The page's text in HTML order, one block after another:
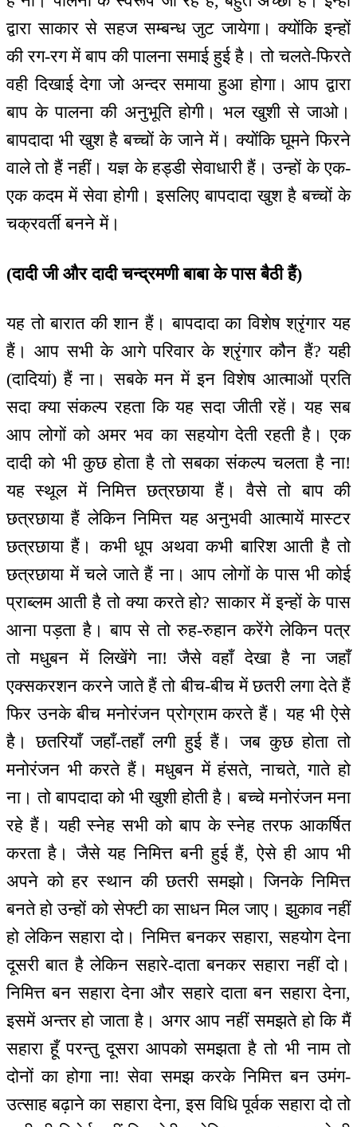
द्वारा साकार से सहज सम्बन्ध जुट जायेगा। क्योंकि इन्हों
की रग-रग में बाप की पालना समाई हुई है। तो चलते-फिरते
वही दिखाई देगा जो अन्दर समाया हुआ होगा। आप द्वारा
बाप के पालना की अनुभूति होगी। भल खुशी से जाओ।
बापदादा भी खुश है बच्चों के जाने में। क्योंकि घूमने फिरने
वाले तो हैं नहीं। यज्ञ के हड्डी सेवाधारी हैं। उन्हों के एक-
एक कदम में सेवा होगी। इसलिए बापदादा खुश है बच्चों के
चक्रवर्ती बनने में।
(दादी जी और दादी चन्द्रमणी बाबा के पास बैठी हैं)
यह तो बारात की शान हैं। बापदादा का विशेष श्रृंगार यह
हैं। आप सभी के आगे परिवार के श्रृंगार कौन हैं? यही
(दादियां) हैं ना। सबके मन में इन विशेष आत्माओं प्रति
सदा क्या संकल्प रहता कि यह सदा जीती रहें। यह सब
आप लोगों को अमर भव का सहयोग देती रहती है। एक
दादी को भी कुछ होता है तो सबका संकल्प चलता है ना!
यह स्थूल में निमित्त छत्रछाया हैं। वैसे तो बाप की
छत्रछाया हैं लेकिन निमित्त यह अनुभवी आत्मायें मास्टर
छत्रछाया हैं। कभी धूप अथवा कभी बारिश आती है तो
छत्रछाया में चले जाते हैं ना। आप लोगों के पास भी कोई
प्राब्लम आती है तो क्या करते हो? साकार में इन्हों के पास
आना पड़ता है। बाप से तो रुह-रुहान करेंगे लेकिन पत्र
तो मधुबन में लिखेंगे ना! जैसे वहाँ देखा है ना जहाँ
एक्सकरशन करने जाते हैं तो बीच-बीच में छतरी लगा देते हैं
फिर उनके बीच मनोरंजन प्रोग्राम करते हैं। यह भी ऐसे
है। छतरियाँ जहाँ-तहाँ लगी हुई हैं। जब कुछ होता तो
मनोरंजन भी करते हैं। मधुबन में हंसते, नाचते, गाते हो
ना। तो बापदादा को भी खुशी होती है। बच्चे मनोरंजन मना
रहे हैं। यही स्नेह सभी को बाप के स्नेह तरफ आकर्षित
करता है। जैसे यह निमित्त बनी हुई हैं, ऐसे ही आप भी
अपने को हर स्थान की छतरी समझो। जिनके निमित्त
बनते हो उन्हों को सेफ्टी का साधन मिल जाए। झुकाव नहीं
हो लेकिन सहारा दो। निमित्त बनकर सहारा, सहयोग देना
दूसरी बात है लेकिन सहारे-दाता बनकर सहारा नहीं दो।
निमित्त बन सहारा देना और सहारे दाता बन सहारा देना,
इसमें अन्तर हो जाता है। अगर आप नहीं समझते हो कि मैं
सहारा हूँ परन्तु दूसरा आपको समझता है तो भी नाम तो
दोनों का होगा ना! सेवा समझ करके निमित्त बन उमंग-
उत्साह बढ़ाने का सहारा देना, इस विधि पूर्वक सहारा दो तो